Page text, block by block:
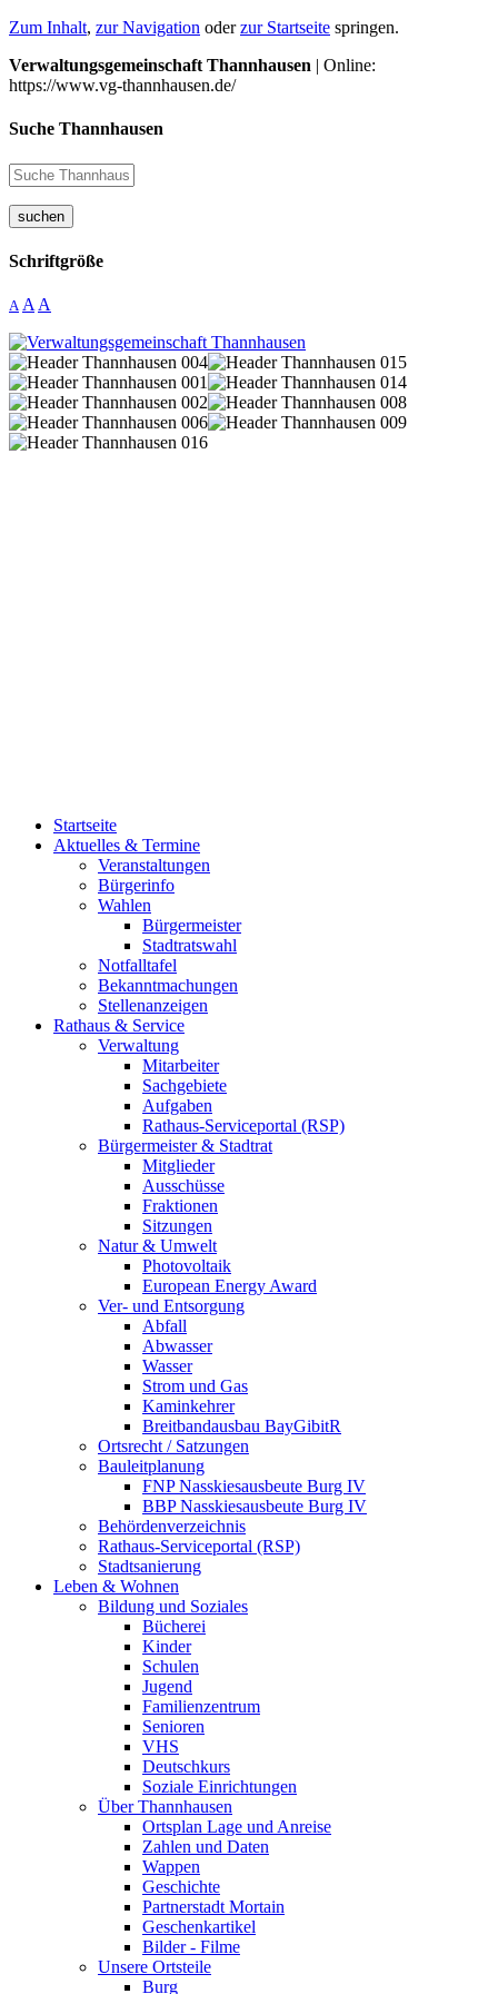
Zum Inhalt, zur Navigation oderzur Startseite springen.
Verwaltungsgemeinschaft Thannhausen | Online:
https://www.vg-thannhausen.de/
Suche Thannhausen
suchen
Schriftgröße
A A A
Startseite
Aktuelles & Termine
Veranstaltungen
Bürgerinfo
Wahlen
Bürgermeister
Stadtratswahl
Notfalltafel
Bekanntmachungen
Stellenanzeigen
Rathaus & Service
Verwaltung
Mitarbeiter
Sachgebiete
Aufgaben
Rathaus-Serviceportal (RSP)
Bürgermeister & Stadtrat
Mitglieder
Ausschüsse
Fraktionen
Sitzungen
Natur & Umwelt
Photovoltaik
European Energy Award
Ver- und Entsorgung
Abfall
Abwasser
Wasser
Strom und Gas
Kaminkehrer
Breitbandausbau BayGibitR
Ortsrecht / Satzungen
Bauleitplanung
FNP Nasskiesausbeute Burg IV
BBP Nasskiesausbeute Burg IV
Behördenverzeichnis
Rathaus-Serviceportal (RSP)
Stadtsanierung
Leben & Wohnen
Bildung und Soziales
Bücherei
Kinder
Schulen
Jugend
Familienzentrum
Senioren
VHS
Deutschkurs
Soziale Einrichtungen
Über Thannhausen
Ortsplan Lage und Anreise
Zahlen und Daten
Wappen
Geschichte
Partnerstadt Mortain
Geschenkartikel
Bilder - Filme
Unsere Ortsteile
Burg